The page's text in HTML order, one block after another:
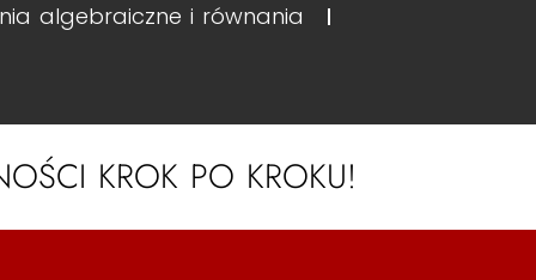
algebraiczne i równania
KROK PO KROKU!